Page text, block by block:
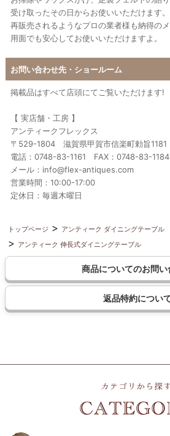
受け取ったその日からお使いいただけます。
再販売されるようなプロの業者様も納得の
用面でも安心してお使いいただけますよ。
お問い合わせ先・ショールーム
掲載品はすべて店頭にてご覧いただけます!
【 実店舗・工房 】
アンティークフレックス
〒529-1804 滋賀県甲賀市信楽町勅旨1181
電話：0748-83-1161 FAX：0748-83-1184
メール：info@flex-antiques.com
営業時間：10:00-17:00
定休日：毎週木曜日
トップページ
アンティーク ダイニングテーブル
アンティーク 伸長式ダイニングテーブル
商品についてのお問い
返品特約につい